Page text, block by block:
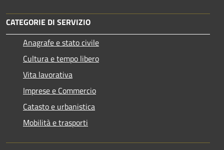
CATEGORIE DI SERVIZIO
Anagrafe e stato civile
Cultura e tempo libero
Vita lavorativa
Imprese e Commercio
Catasto e urbanistica
Mobilità e trasporti